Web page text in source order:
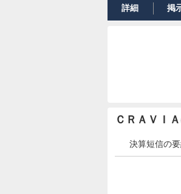
詳細 掲
ＣＲＡＶＩ
決算短信の